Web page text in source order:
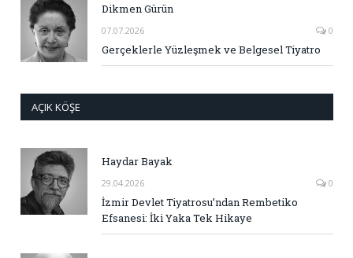
Dikmen Gürün
07.07.2026 0
Gerçeklerle Yüzleşmek ve Belgesel Tiyatro
AÇIK KÖŞE
Haydar Bayak
29.04.2026 0
İzmir Devlet Tiyatrosu’ndan Rembetiko
Efsanesi: İki Yaka Tek Hikaye